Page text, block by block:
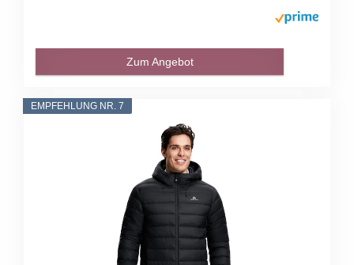
Zum Angebot
EMPFEHLUNG NR. 7